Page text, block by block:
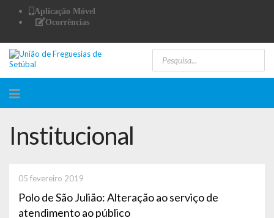
Aplicação Móvel
Ocorrências
Institucional
Polo de São Julião: Alteração ao serviço de
atendimento ao público
05 fevereiro 2019